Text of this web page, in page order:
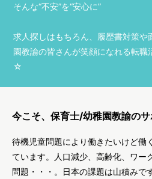
そんな“不安”を“安心に”
求人探しはもちろん、履歴書対策や
園教諭の皆さんが笑顔になれる転職
☆
今こそ、保育士/幼稚園教諭の
待機児童問題により働きたいけど働
ています。人口減少、高齢化、ワー
問題・・・。日本の課題は山積みで